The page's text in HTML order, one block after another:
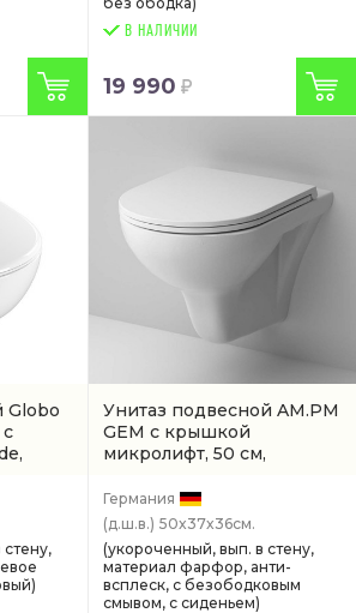
В НАЛИЧИИ
19 990
Globo
Унитаз подвесной AM.PM
GEM с крышкой
микролифт, 50 см,
(C901700SC)
Германия
(д.ш.в.) 50x37x36см.
(укороченный, вып. в стену,
материал фарфор, анти-
всплеск, с безободковым
смывом, с сиденьем)